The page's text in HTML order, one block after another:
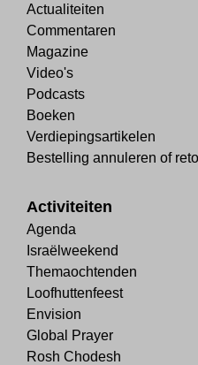
Actualiteiten
Commentaren
Magazine
Video's
Podcasts
Boeken
Verdiepingsartikelen
Bestelling annuleren of
Activiteiten
Agenda
Israëlweekend
Themaochtenden
Loofhuttenfeest
Envision
Global Prayer
Rosh Chodesh